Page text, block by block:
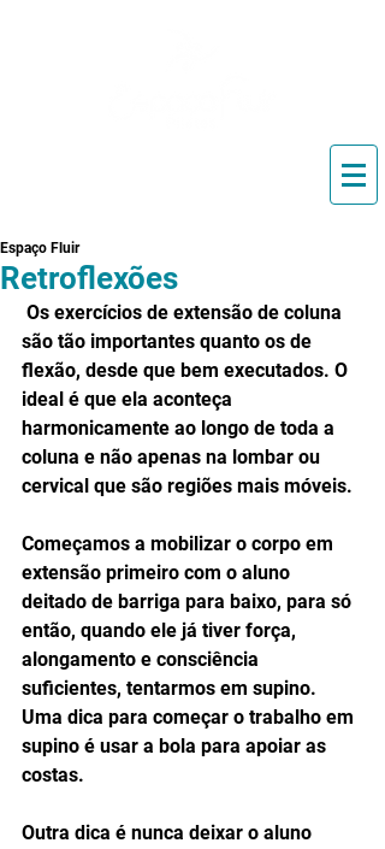
Retroflexões
Espaço Fluir
são tão importantes quanto os de
flexão, desde que bem executados. O
ideal é que ela aconteça
harmonicamente ao longo de toda a
coluna e não apenas na lombar ou
cervical que são regiões mais móveis.
Começamos a mobilizar o corpo em
extensão primeiro com o aluno
deitado de barriga para baixo, para só
então, quando ele já tiver força,
alongamento e consciência
suficientes, tentarmos em supino.
Uma dica para começar o trabalho em
supino é usar a bola para apoiar as
costas.
Outra dica é nunca deixar o aluno